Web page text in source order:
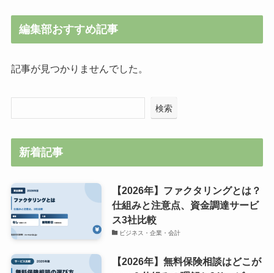
編集部おすすめ記事
記事が見つかりませんでした。
検索
新着記事
【2026年】ファクタリングとは？
仕組みと注意点、資金調達サービ
ス3社比較
ビジネス・企業・会計
【2026年】無料保険相談はどこが